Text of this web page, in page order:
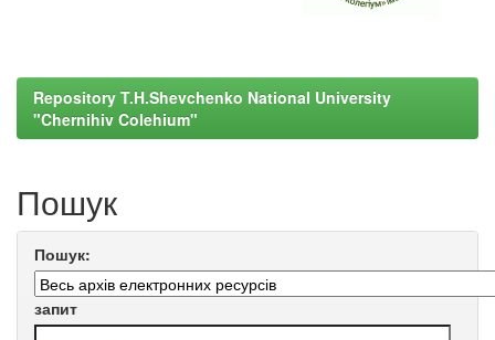
Repository T.H.Shevchenko National University
"Chernihiv Colehium"
Пошук
Пошук:
запит